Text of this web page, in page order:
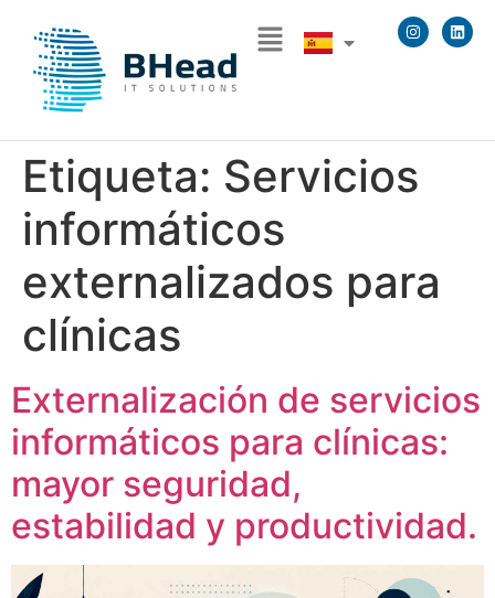
Etiqueta: Servicios
informáticos
externalizados para
clínicas
Externalización de servicios
informáticos para clínicas:
mayor seguridad,
estabilidad y productividad.